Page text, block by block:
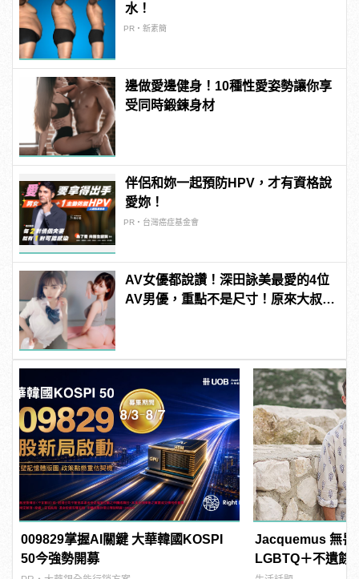
水！
PR・新素簡
邊做愛邊健身！10種性愛姿勢讓你享
受同時鍛鍊身材
伴侶和妳一起預防HPV，才有資格說
愛妳！
PR・台灣癌症基金會
AV女優都說讚！深田詠美最愛的4位
AV男優，重點不是尺寸！原來大叔最
009829掌握AI關鍵 大華韓國KOSPI
50今強勢開募
Jacquemus 無畏
LGBTQ＋不遺餘